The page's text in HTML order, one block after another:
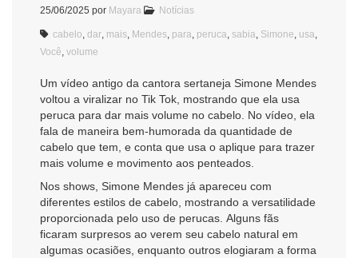
25/06/2025 por Mayara Notícias
cabelo dar mais Mendes para peruca sabia Simone usa
Você volume
Um vídeo antigo da cantora sertaneja Simone Mendes
voltou a viralizar no Tik Tok, mostrando que ela usa
peruca para dar mais volume no cabelo. No vídeo, ela
fala de maneira bem-humorada da quantidade de
cabelo que tem, e conta que usa o aplique para trazer
mais volume e movimento aos penteados.
Nos shows, Simone Mendes já apareceu com
diferentes estilos de cabelo, mostrando a versatilidade
proporcionada pelo uso de perucas. Alguns fãs
ficaram surpresos ao verem seu cabelo natural em
algumas ocasiões, enquanto outros elogiaram a forma